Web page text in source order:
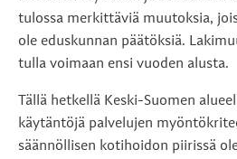
tulossa merkittäviä muutoksia,
ole eduskunnan päätöksiä.
tulla voimaan ensi vuoden alusta.
Tällä hetkellä Keski-Suomen
käytäntöjä palvelujen
säännöllisen kotihoidon piirissä